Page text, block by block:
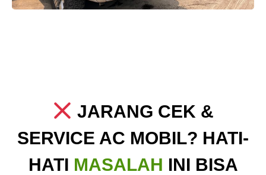
JARANG CEK &
SERVICE AC MOBIL? HATI-
HATI MASALAH INI BISA